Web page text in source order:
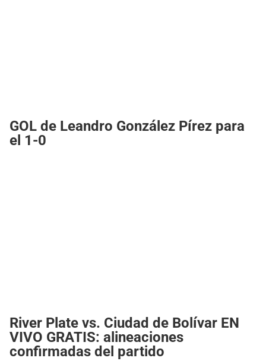
GOL de Leandro González Pírez para
el 1-0
River Plate vs. Ciudad de Bolívar EN
VIVO GRATIS: alineaciones
confirmadas del partido